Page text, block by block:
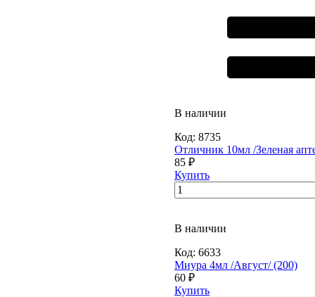
В наличии
Код: 8735
Отличник 10мл /Зеленая
85 ₽
Купить
В наличии
Код: 6633
Миура 4мл /Август/ (200)
60 ₽
Купить